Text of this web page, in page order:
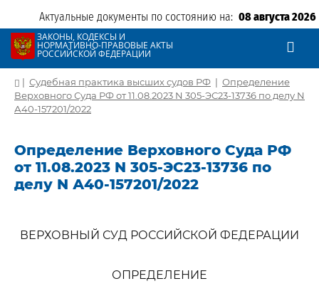
Актуальные документы по состоянию на: 08 августа 2026
ЗАКОНЫ, КОДЕКСЫ И
НОРМАТИВНО-ПРАВОВЫЕ АКТЫ
РОССИЙСКОЙ ФЕДЕРАЦИИ
| Судебная практика высших судов РФ | Определение
Верховного Суда РФ от 11.08.2023 N 305-ЭС23-13736 по делу N
А40-157201/2022
Определение Верховного Суда РФ
от 11.08.2023 N 305-ЭС23-13736 по
делу N А40-157201/2022
ВЕРХОВНЫЙ СУД РОССИЙСКОЙ ФЕДЕРАЦИИ
ОПРЕДЕЛЕНИЕ